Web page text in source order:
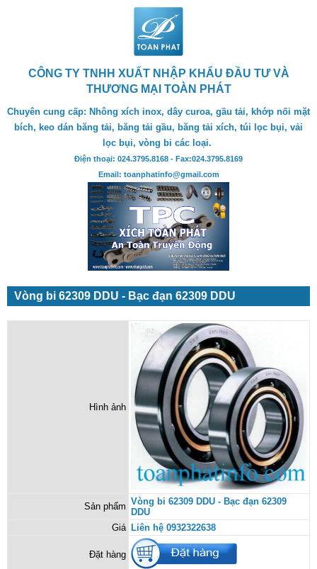
CÔNG TY TNHH XUẤT NHẬP KHẨU ĐẦU TƯ VÀ
THƯƠNG MẠI TOÀN PHÁT
Chuyên cung cấp: Nhông xích inox, dây curoa, gầu tải, khớp nối mặt
bích, keo dán băng tải, băng tải gầu, băng tải xích, túi lọc bụi, vải
lọc bụi, vòng bi các loại.
Điện thoại: 024.3795.8168 - Fax:024.3795.8169
Email: toanphatinfo@gmail.com
Vòng bi 62309 DDU - Bạc đạn 62309 DDU
Hình ảnh
Sản phẩm Vòng bi 62309 DDU - Bạc đạn 62309
DDU
Giá Liên hệ 0932322638
Đặt hàng